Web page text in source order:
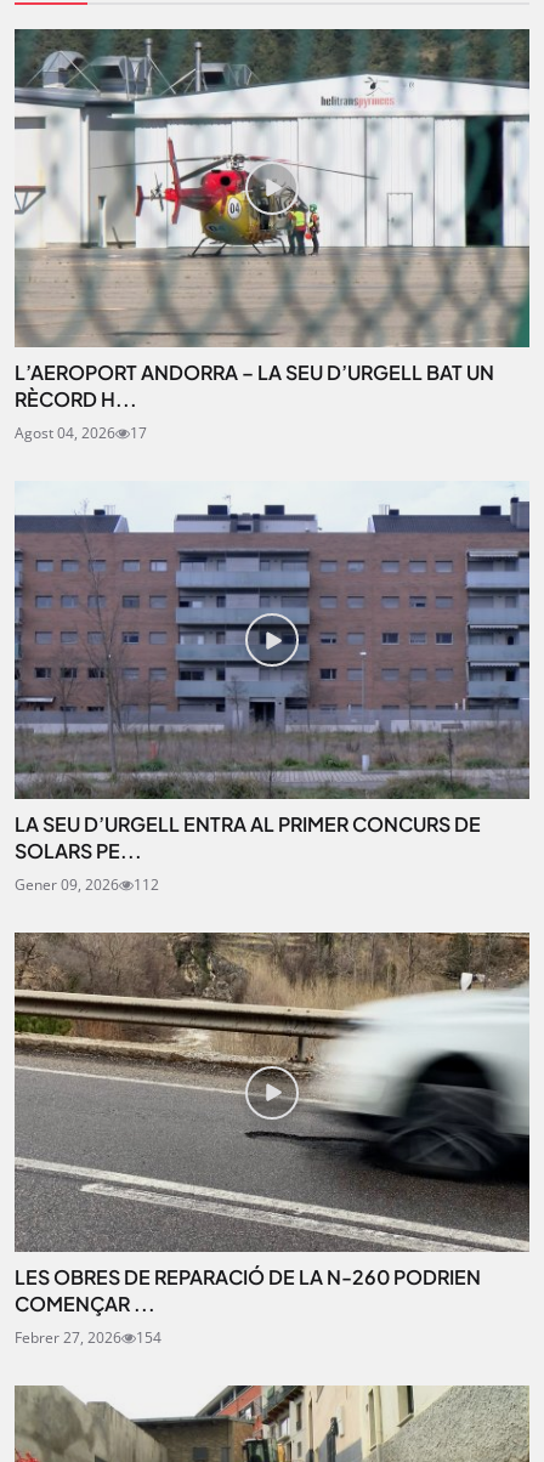
L’AEROPORT ANDORRA – LA SEU D’URGELL BAT UN
RÈCORD H...
Agost 04, 2026 17
LA SEU D’URGELL ENTRA AL PRIMER CONCURS DE
SOLARS PE...
Gener 09, 2026 112
LES OBRES DE REPARACIÓ DE LA N-260 PODRIEN
COMENÇAR ...
Febrer 27, 2026 154